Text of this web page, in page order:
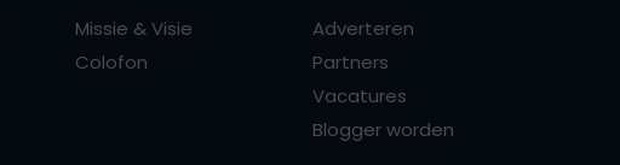
Missie & Visie
Colofon
Adverteren
Partners
Vacatures
Blogger worden